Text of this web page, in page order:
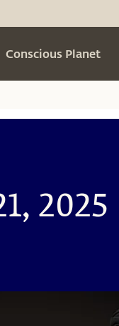
Conscious Planet
2025